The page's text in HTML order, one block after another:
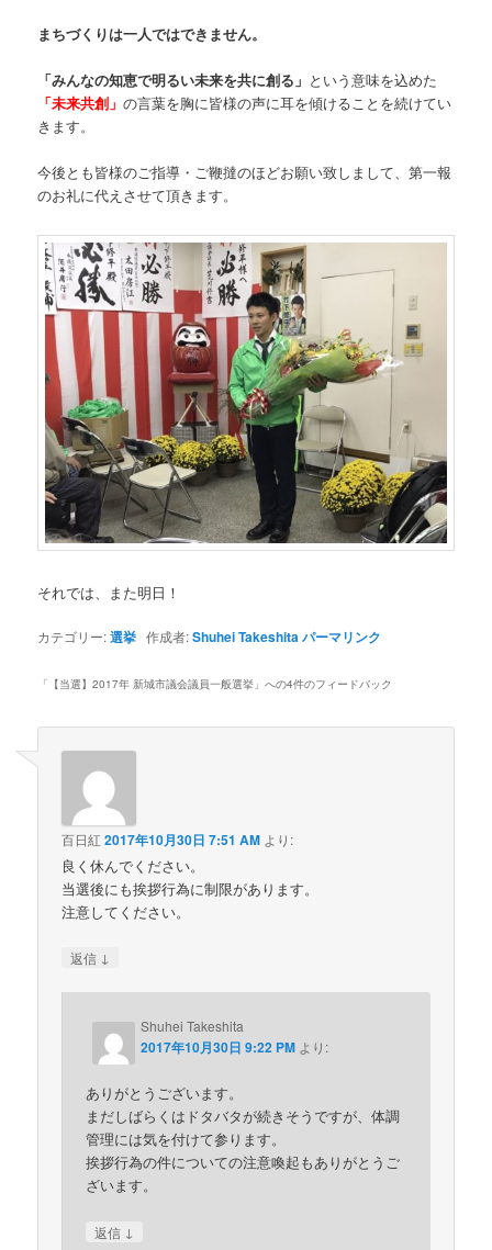
まちづくりは一人ではできません。
「みんなの知恵で明るい未来を共に創る」 という意味を込めた
「未来共創」の言葉を胸に皆様の声に耳を傾けることを続けてい
きます。
今後とも皆様のご指導・ご鞭撻のほどお願い致しまして、第一報
のお礼に代えさせて頂きます。
それでは、また明日！
カテゴリー:選挙 作成者:Shuhei Takeshitaパーマリンク
「 【当選】2017年 新城市議会議員一般選挙 」への4件のフィードバック
百日紅 2017年10月30日 7:51 AM より:
良く休んでください。
当選後にも挨拶行為に制限があります。
注意してください。
返信 ↓
Shuhei Takeshita
2017年10月30日 9:22 PM より:
ありがとうございます。
まだしばらくはドタバタが続きそうですが、体調
管理には気を付けて参ります。
挨拶行為の件についての注意喚起もありがとうご
ざいます。
返信 ↓